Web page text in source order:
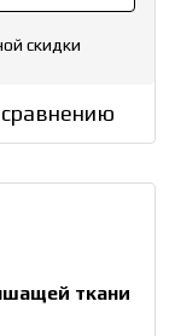
скидки
ткани